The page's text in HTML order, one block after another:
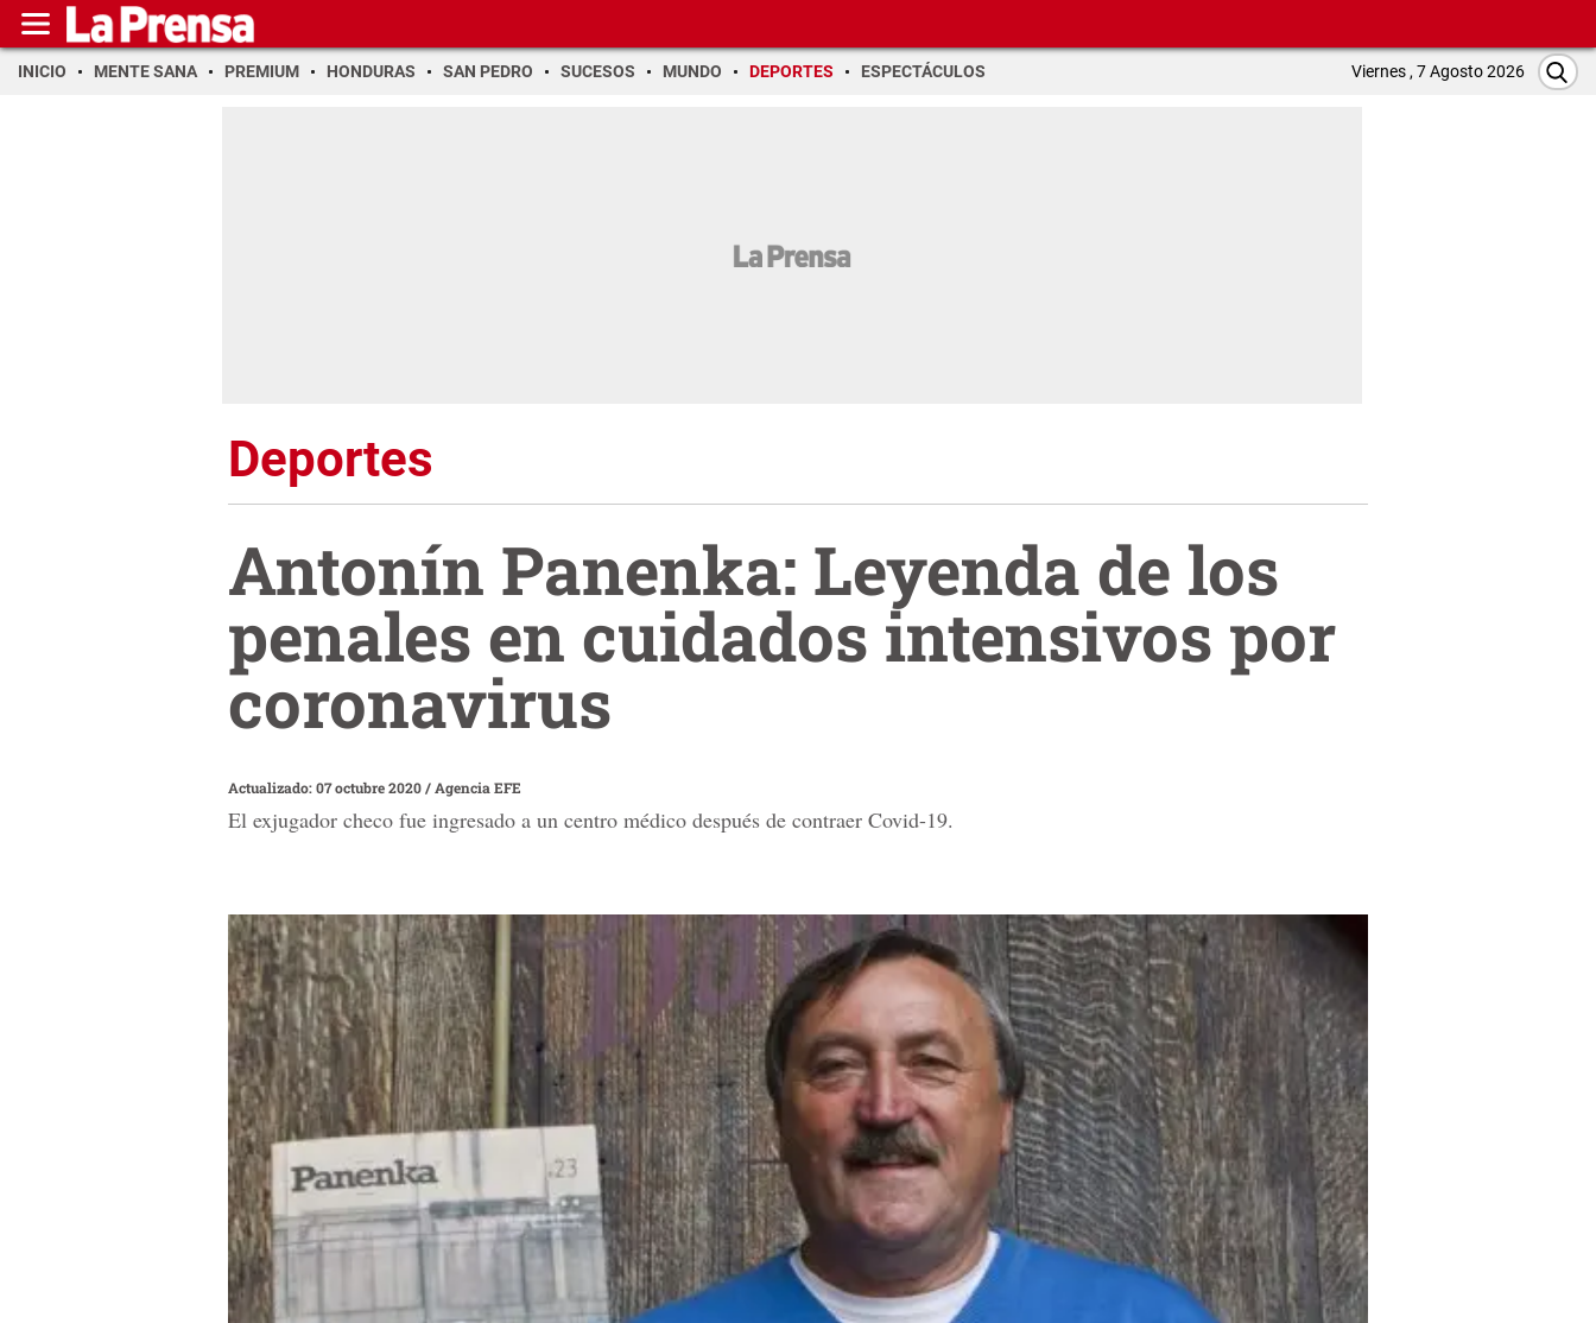
INICIO MENTE SANA PREMIUM HONDURAS SAN PEDRO SUCESOS MUNDO DEPORTES ESPECTÁCULOS Viernes , 7 Agosto 2026
Deportes
Antonín Panenka: Leyenda de los
penales en cuidados intensivos por
coronavirus
Actualizado: 07 octubre 2020/ Agencia EFE
El exjugador checo fue ingresado a un centro médico después de contraer Covid-19.